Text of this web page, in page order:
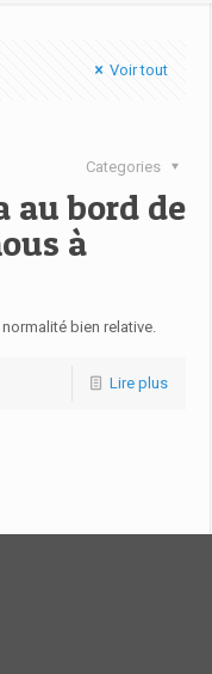
Voir tout
Categories
au bord de
à
bien relative.
Lire plus